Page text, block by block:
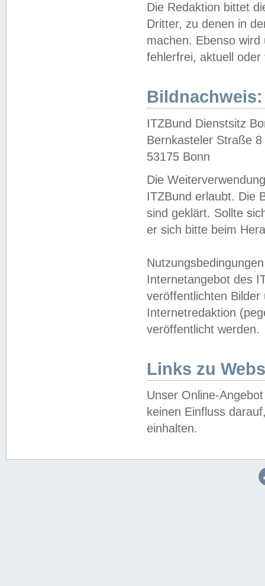
Die Redaktion bittet
Dritter, zu denen in
machen. Ebenso
fehlerfrei, aktuell oder
Bildnachweis:
ITZBund Dienstsitz
Bernkasteler Straße 8
53175 Bonn
Die
ITZBund erlaubt. Die
sind geklärt. Sollte
er sich bitte beim
Internetangebot des
veröffentlichten
Internetredaktion
veröffentlicht werden.
Links zu
Unser Online-
keinen Einfluss
einhalten.